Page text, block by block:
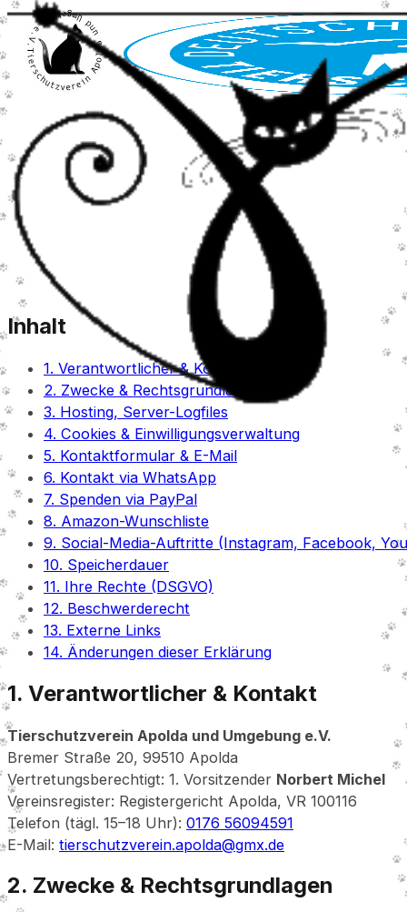
Inhalt
1. Verantwortlicher & Kontakt
2. Zwecke & Rechtsgrundlagen
3. Hosting, Server-Logfiles
4. Cookies & Einwilligungsverwaltung
5. Kontaktformular & E-Mail
6. Kontakt via WhatsApp
7. Spenden via PayPal
8. Amazon-Wunschliste
9. Social-Media-Auftritte (Instagram, Facebook,
10. Speicherdauer
11. Ihre Rechte (DSGVO)
12. Beschwerderecht
13. Externe Links
14. Änderungen dieser Erklärung
1. Verantwortlicher & Kontakt
Tierschutzverein Apolda und Umgebung e.V.
Bremer Straße 20, 99510 Apolda
Vertretungsberechtigt: 1. Vorsitzender Norbert Michel
Vereinsregister: Registergericht Apolda, VR 100116
Telefon (tägl. 15–18 Uhr): 0176 56094591
E-Mail: tierschutzverein.apolda@gmx.de
2. Zwecke & Rechtsgrundlagen